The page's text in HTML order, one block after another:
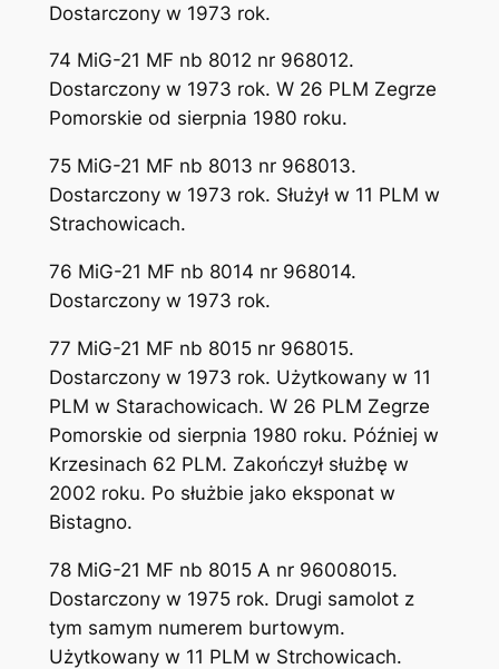
Dostarczony w 1973 rok.
74 MiG-21 MF nb 8012 nr 968012.
Dostarczony w 1973 rok. W 26 PLM Zegrze
Pomorskie od sierpnia 1980 roku.
75 MiG-21 MF nb 8013 nr 968013.
Dostarczony w 1973 rok. Służył w 11 PLM w
Strachowicach.
76 MiG-21 MF nb 8014 nr 968014.
Dostarczony w 1973 rok.
77 MiG-21 MF nb 8015 nr 968015.
Dostarczony w 1973 rok. Użytkowany w 11
PLM w Starachowicach. W 26 PLM Zegrze
Pomorskie od sierpnia 1980 roku. Później w
Krzesinach 62 PLM. Zakończył służbę w
2002 roku. Po służbie jako eksponat w
Bistagno.
78 MiG-21 MF nb 8015 A nr 96008015.
Dostarczony w 1975 rok. Drugi samolot z
tym samym numerem burtowym.
Użytkowany w 11 PLM w Strchowicach.